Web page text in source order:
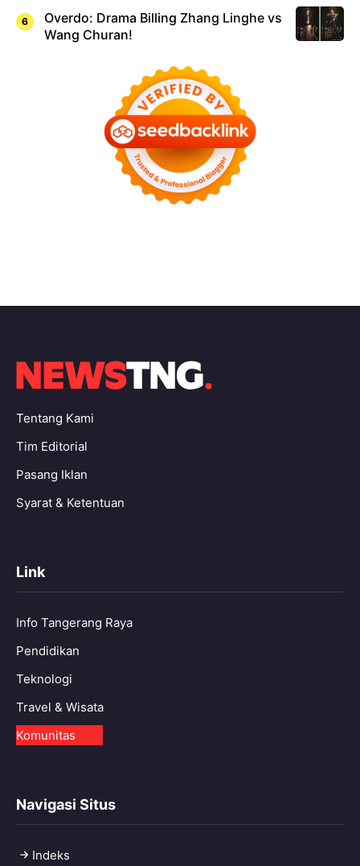
Overdo: Drama Billing Zhang Linghe vs
Wang Churan!
Tentang Kami
Tim Editorial
Pasang Iklan
Syarat & Ketentuan
Link
Info Tangerang Raya
Pendidikan
Teknologi
Travel & Wisata
Komunitas
Navigasi Situs
Indeks